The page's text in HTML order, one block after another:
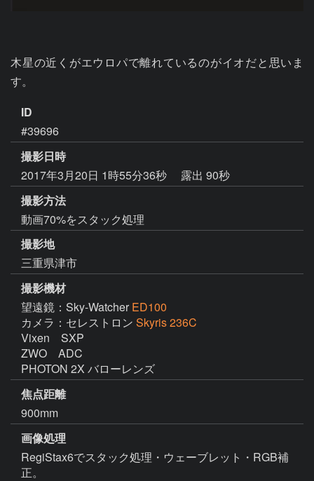
木星の近くがエウロパで離れているのがイオだと思いま
す。
ID
#39696
撮影日時
2017年3月20日 1時55分36秒
露出 90秒
撮影方法
動画70%をスタック処理
撮影地
三重県津市
撮影機材
望遠鏡：Sky-Watcher ED100
カメラ：セレストロン Skyris 236C
Vixen　SXP
ZWO　ADC
PHOTON 2X バローレンズ
焦点距離
900mm
画像処理
RegiStax6でスタック処理・ウェーブレット・RGB補
正。